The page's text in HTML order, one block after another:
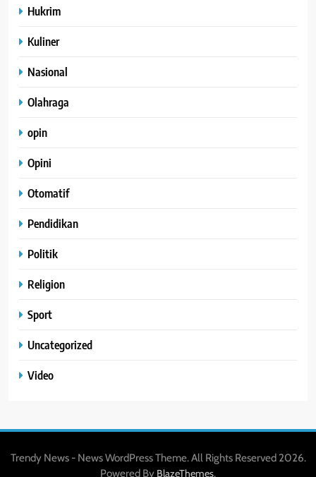
Hukrim
Kuliner
Nasional
Olahraga
opin
Opini
Otomatif
Pendidikan
Politik
Religion
Sport
Uncategorized
Video
Trendy News - News WordPress Theme. All Rights Reserved 2026.
Powered By BlazeThemes.